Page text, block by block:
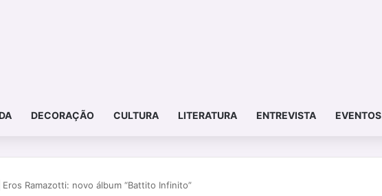
DECORAÇÃO CULTURA LITERATURA ENTREVISTA EVENTOS
Eros Ramazotti: novo álbum “Battito Infinito”